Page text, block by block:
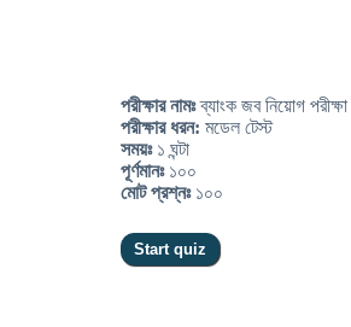
পরীক্ষার নামঃব্যাংক জব নিয়োগ
পরীক্ষার ধরন: মডেল টেস্ট
সময়ঃ১ ঘন্টা
পূর্ণমানঃ১০০
মোট প্রশ্নঃ১০০